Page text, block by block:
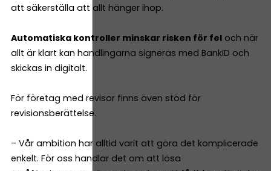
att säkerställa att allt hänger ihop.
Automatiska kontroller minskar risken för fel och när
allt är klart kan handlingarna signeras med BankID och
skickas in digitalt.
För företag med revisor finns även stöd för
revisionsberättelse.
– Vår ambition har alltid varit att göra det komplicerade
enkelt. För oss handlar det om att lösa